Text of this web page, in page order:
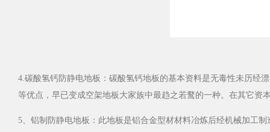
4.碳酸氢钙防静电地板：碳酸氢钙地板的基本资料是无毒性未历经漂白
等优点，早已变成空架地板大家族中最趋之若鹜的一种。在其它
5、铝制防静电地板：此地板是铝合金型材材料冶炼后经机械加工制造